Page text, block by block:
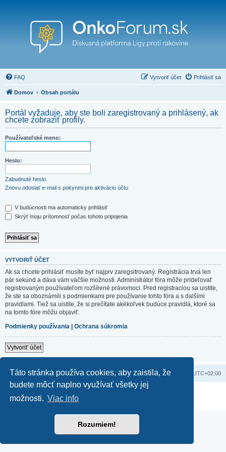
Táto stránka používa cookies, aby zaistila, že
budete môcť naplno využívať všetky jej
možnosti. Viac info
Rozumiem!
FAQ Prihlásiť sa
Vytvoriť účet
Domov Obsah portálu
Portál vyžaduje, aby ste boli zaregistrovaný a prihlásený, ak
chcete zobraziť profily.
Používateľské meno:
Heslo:
Zabudnuté heslo
Znovu odoslať e-mail s pokynmi pre aktiváciu účtu
V budúcnosti ma automaticky prihlásiť
Skrýť moju prítomnosť počas tohoto pripojenia
VYTVORIŤ ÚČET
Ak sa chcete prihlásiť musíte byť najprv zaregsitrovaný. Registrácia trvá len
pár sekúnd a dáva vám väčšie možnosti. Administrátor fóra môže prideľovať
registrovaným používateľom rozšírené právomoci. Pred registraciou sa uistite,
že ste sa oboznámili s podmienkami pre používanie tohto fóra a s dalšími
pravidlami. Tiež sa uistite, že si prečítate akékoľvek budúce pravidlá, ktoré sa
na tomto fóre môžu objaviť.
Podmienky používania | Ochrana súkromia
Vytvoriť účet
Domov Obsah portálu Všetky časy sú v UTC+02:00